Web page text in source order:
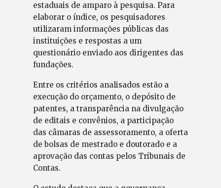
estaduais de amparo à pesquisa. Para
elaborar o índice, os pesquisadores
utilizaram informações públicas das
instituições e respostas a um
questionário enviado aos dirigentes das
fundações.
Entre os critérios analisados estão a
execução do orçamento, o depósito de
patentes, a transparência na divulgação
de editais e convênios, a participação
das câmaras de assessoramento, a oferta
de bolsas de mestrado e doutorado e a
aprovação das contas pelos Tribunais de
Contas.